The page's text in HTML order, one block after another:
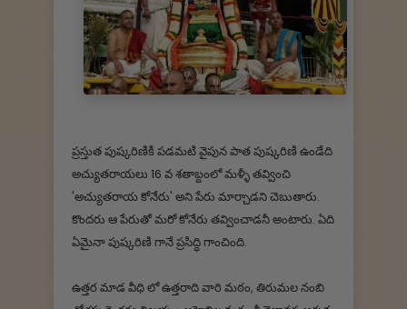
ప్రస్తుత పుష్కరిణికి పడమటి వైపున పాత పుష్కరిణి ఉండేది
అచ్యుతరాయలు 16 వ శతాబ్దంలో మళ్ళీ తవ్వించి
'అచ్యుతరాయ కోనేరు' అని పేరు మార్చాడని చెబుతారు.
కొందరు ఆ పేరుతో మరో కోనేరు తవ్వించాడనీ అంటారు. ఏది
ఏమైనా పుష్కరిణి గానే ప్రసిద్ధి గాంచింది.
ఉత్తర మాడ వీధి లో ఉత్తరాది వారి మఠం, తిరుమల నంబి